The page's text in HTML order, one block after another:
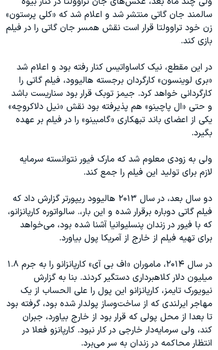
سالمند جان گاتی منتشر شد و اعلام شد که «کلی پرستون»
زن خود تراوولتا قرار است نقش همسر جان گاتی را در فیلم
بازی کند.
در این مقطع،‌ نیک کاساواتیس کنار رفته بود و اعلام شد
«بری لوینسون»‌ کارگردان برجسته هالیوود، فیلم گاتی را
کارگردانی خواهد کرد. جیمز توبک قرار بود سناریست باشد
و حتی «ال پاچینو» هم پذیرفته بود نقش «نیل دلاکروچه»
یکی از اعضای باند تبهکاری «گامبینو» را در فیلم بر عهده
بگیرد.
ولی به زودی معلوم شد که مارک فیور نتوانسته سرمایه
لازم برای تولید این فیلم را جمع کند.
دو سال بعد، در سال ۲۰۱۳ هالیوود ریپورتر گزارش داد که
فیلم گاتی دوباره برقرار شده و این بار،. سالواتوره کارپانزانو،
که با فیور در زندان پنسلیوانیا آشنا شده بود، می‌خواهد
برای تهیه فیلم از خارج از آمریکا پول بیاورد.
در سال ۲۰۱۴، ماموران «اف بی آی»‌ کارپانزانو را به جرم ۱.۸
میلیون دلار کلاهبرداری‌ دستگیر کردند. بنا به گزارش
نیویورک تایمز، کارپانزانو این پول را علی ‌الحساب از یک
مهاجر ایرلندی که از ساخت‌وساز پولدار شده بود،‌ گرفته بود
تا بعدا از محل پولی که قرار بود از خارج بیاورد، جبران
کند، ولی سرمایه‌دار خارجی در کار نبود. کارپانزو فعلا در
انتظار محاکمه در زندان به سر می‌برد.